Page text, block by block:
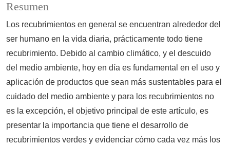
Resumen
Los recubrimientos en general se encuentran alrededor del
ser humano en la vida diaria, prácticamente todo tiene
recubrimiento. Debido al cambio climático, y el descuido
del medio ambiente, hoy en día es fundamental en el uso y
aplicación de productos que sean más sustentables para el
cuidado del medio ambiente y para los recubrimientos no
es la excepción, el objetivo principal de este artículo, es
presentar la importancia que tiene el desarrollo de
recubrimientos verdes y evidenciar cómo cada vez más los